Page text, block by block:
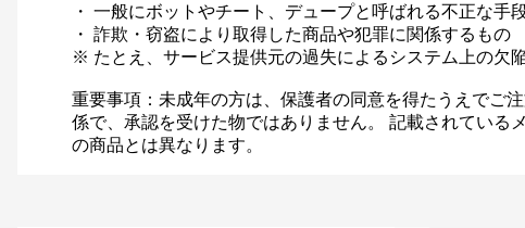
・ 一般にボットやチート、デュープと呼ばれる不正な手
・ 詐欺・窃盗により取得した商品や犯罪に関係するもの
※ たとえ、サービス提供元の過失によるシステム上の欠
重要事項：未成年の方は、保護者の同意を得たうえでご
係で、承認を受けた物ではありません。 記載されている
の商品とは異なります。